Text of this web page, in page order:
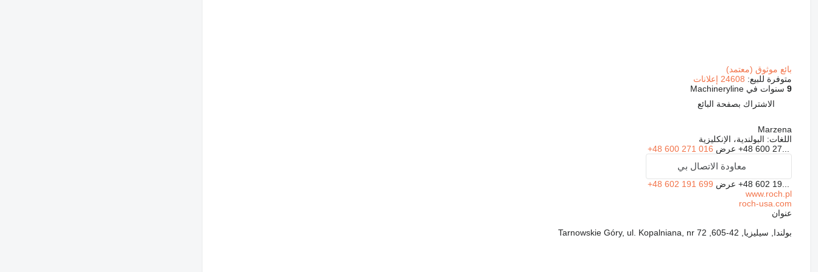
بائع موثوق (معتمد)
متوفرة للبيع: 24608 إعلانات
9سنوات في Machineryline
الاشتراك بصفحة البائع
Marzena
اللغات: البولندية، الإنكليزية
+48 600 27... عرض +48 600 271 016
معاودة الاتصال بي
+48 602 19... عرض +48 602 191 699
www.roch.pl
roch-usa.com
عنوان
بولندا, سيليزيا, 42-605, Tarnowskie Góry, ul. Kopalniana, nr 72